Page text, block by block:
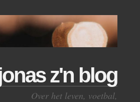
z'n blog
Over het leven, voetbal,